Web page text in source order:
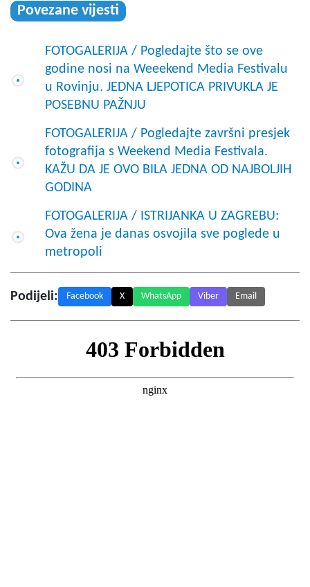
Povezane vijesti
FOTOGALERIJA / Pogledajte što se ove
godine nosi na Weeekend Media Festivalu
u Rovinju. JEDNA LJEPOTICA PRIVUKLA JE
POSEBNU PAŽNJU
FOTOGALERIJA / Pogledajte završni presjek
fotografija s Weekend Media Festivala.
KAŽU DA JE OVO BILA JEDNA OD NAJBOLJIH
GODINA
FOTOGALERIJA / ISTRIJANKA U ZAGREBU:
Ova žena je danas osvojila sve poglede u
metropoli
Podijeli: Facebook X WhatsApp Viber Email